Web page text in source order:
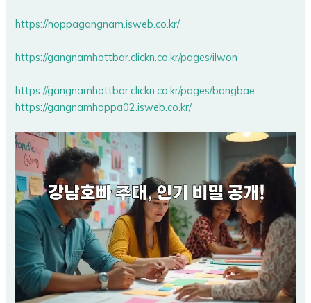
https://hoppagangnam.isweb.co.kr/
https://gangnamhottbar.clickn.co.kr/pages/ilwon
https://gangnamhottbar.clickn.co.kr/pages/bangbae
https://gangnamhoppa02.isweb.co.kr/